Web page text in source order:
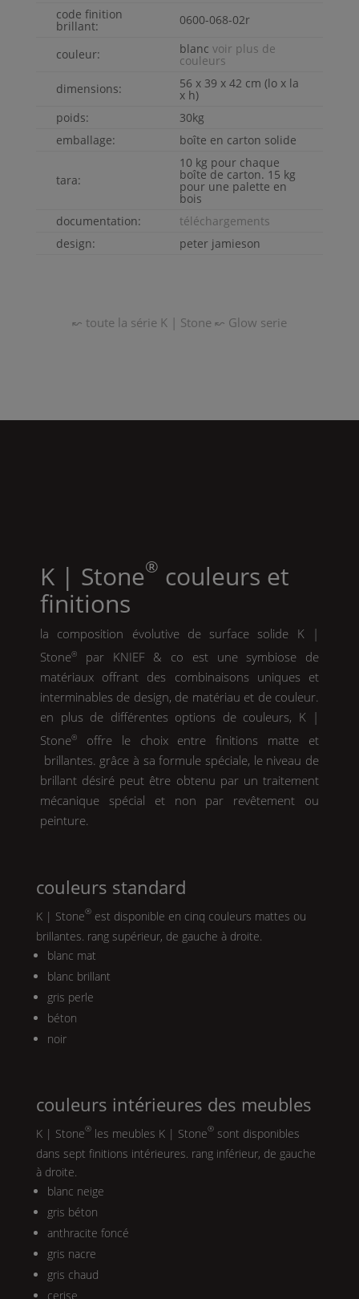
code finition
brillant: 0600-068-02r
couleur: blanc voir plus de
couleurs
dimensions:
56 x 39 x 42 cm (lo x la
x h)
poids:
30kg
emballage:
boîte en carton solide
tara:
10 kg pour chaque
boîte de carton. 15 kg
pour une palette en
bois
documentation:
téléchargements
design:
peter jamieson
↜ toute la série K | Stone ↜ Glow serie
K | Stone® couleurs et
finitions
la composition évolutive de surface solide K |
Stone® par KNIEF& co est une symbiose de
matériaux offrant des combinaisons uniques et
interminables de design, de matériau et de couleur.
en plus de différentes options de couleurs, K |
Stone®
offre le choix entre finitions matte et
brillantes. grâce à sa formule spéciale, le niveau de
brillant désiré peut être obtenu par un traitement
mécanique spécial et non par revêtement ou
peinture.
couleurs standard
K | Stone®est disponible en cinq couleurs mattes ou
brillantes. rang supérieur, de gauche à droite.
blanc mat
blanc brillant
gris perle
béton
noir
couleurs intérieures des meubles
K | Stone®les meubles K | Stone®sont disponibles
dans sept finitions intérieures. rang inférieur, de gauche
à droite.
blanc neige
gris béton
anthracite foncé
gris nacre
gris chaud
cerise